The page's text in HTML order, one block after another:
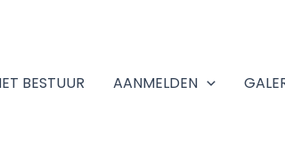
BESTUUR AANMELDEN